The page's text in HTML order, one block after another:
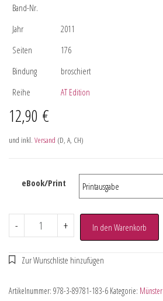
Band-Nr.
Jahr
2011
Seiten
176
Bindung
broschiert
Reihe
AT Edition
12,90 €
und inkl. Versand (D, A, CH)
eBook/Print
- + In den Warenkorb
Artikelnummer: 978-3-89781-183-6 Kategorie: Münster